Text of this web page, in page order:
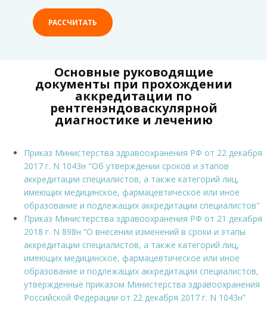
РАССЧИТАТЬ
Основные руководящие
документы при прохождении
аккредитации по
рентгенэндоваскулярной
диагностике и лечению
Приказ Министерства здравоохранения РФ от 22 декабря
2017 г. N 1043н "Об утверждении сроков и этапов
аккредитации специалистов, а также категорий лиц,
имеющих медицинское, фармацевтическое или иное
образование и подлежащих аккредитации специалистов"
Приказ Министерства здравоохранения РФ от 21 декабря
2018 г. N 898н “О внесении изменений в сроки и этапы
аккредитации специалистов, а также категорий лиц,
имеющих медицинское, фармацевтическое или иное
образование и подлежащих аккредитации специалистов,
утвержденные приказом Министерства здравоохранения
Российской Федерации от 22 декабря 2017 г. N 1043н”